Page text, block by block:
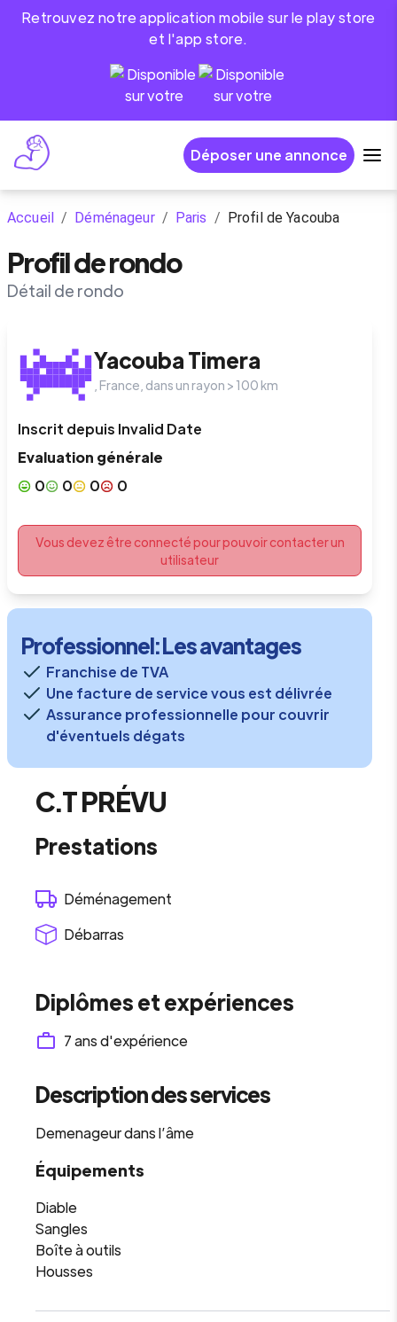
Retrouvez notre application mobile sur le play store
et l'app store.
Déposer une annonce
Accueil / Déménageur / Paris / Profil de Yacouba
Profil de rondo
Détail de rondo
YacoubaTimera
France , dans un rayon > 100 km
Inscrit depuis Invalid Date
Evaluation générale
0
0 0 0
Vous devez être connecté pour pouvoir contacter un
utilisateur
Professionnel: Les avantages
Franchise de TVA
Une facture de service vous est délivrée
Assurance professionnelle pour couvrir
d'éventuels dégats
C.T PRÉVU
Prestations
Déménagement
Débarras
Diplômes et expériences
7ans d'expérience
Description des services
Demenageur dans l’âme
Équipements
Diable
Sangles
Boîte à outils
Housses